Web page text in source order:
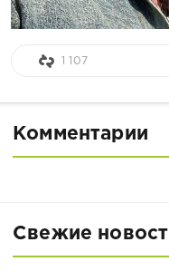
1 107
Комментарии
Свежие